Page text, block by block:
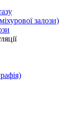
залози)